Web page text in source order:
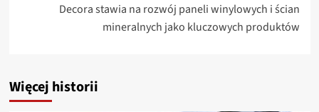
Decora stawia na rozwój paneli winylowych i ścian
mineralnych jako kluczowych produktów
Więcej historii